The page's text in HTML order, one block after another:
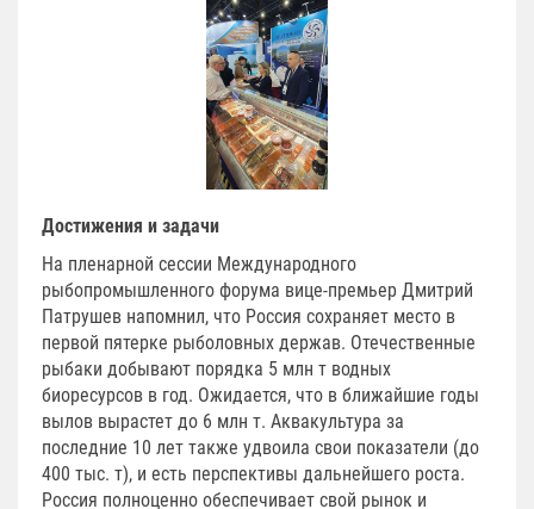
Достижения и задачи
На пленарной сессии Международного
рыбопромышленного форума вице-премьер Дмитрий
Патрушев напомнил, что Россия сохраняет место в
первой пятерке рыболовных держав. Отечественные
рыбаки добывают порядка 5 млн т водных
биоресурсов в год. Ожидается, что в ближайшие годы
вылов вырастет до 6 млн т. Аквакультура за
последние 10 лет также удвоила свои показатели (до
400 тыс. т), и есть перспективы дальнейшего роста.
Россия полноценно обеспечивает свой рынок и